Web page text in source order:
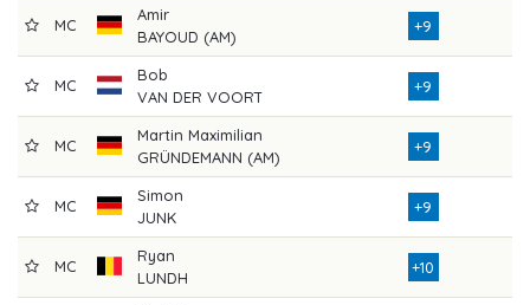
MC
Amir
BAYOUD (AM)
+9
MC
Bob
VAN DER VOORT
+9
MC
Martin Maximilian
GRÜNDEMANN (AM)
+9
MC
Simon
JUNK
+9
MC
Ryan
LUNDH
+10